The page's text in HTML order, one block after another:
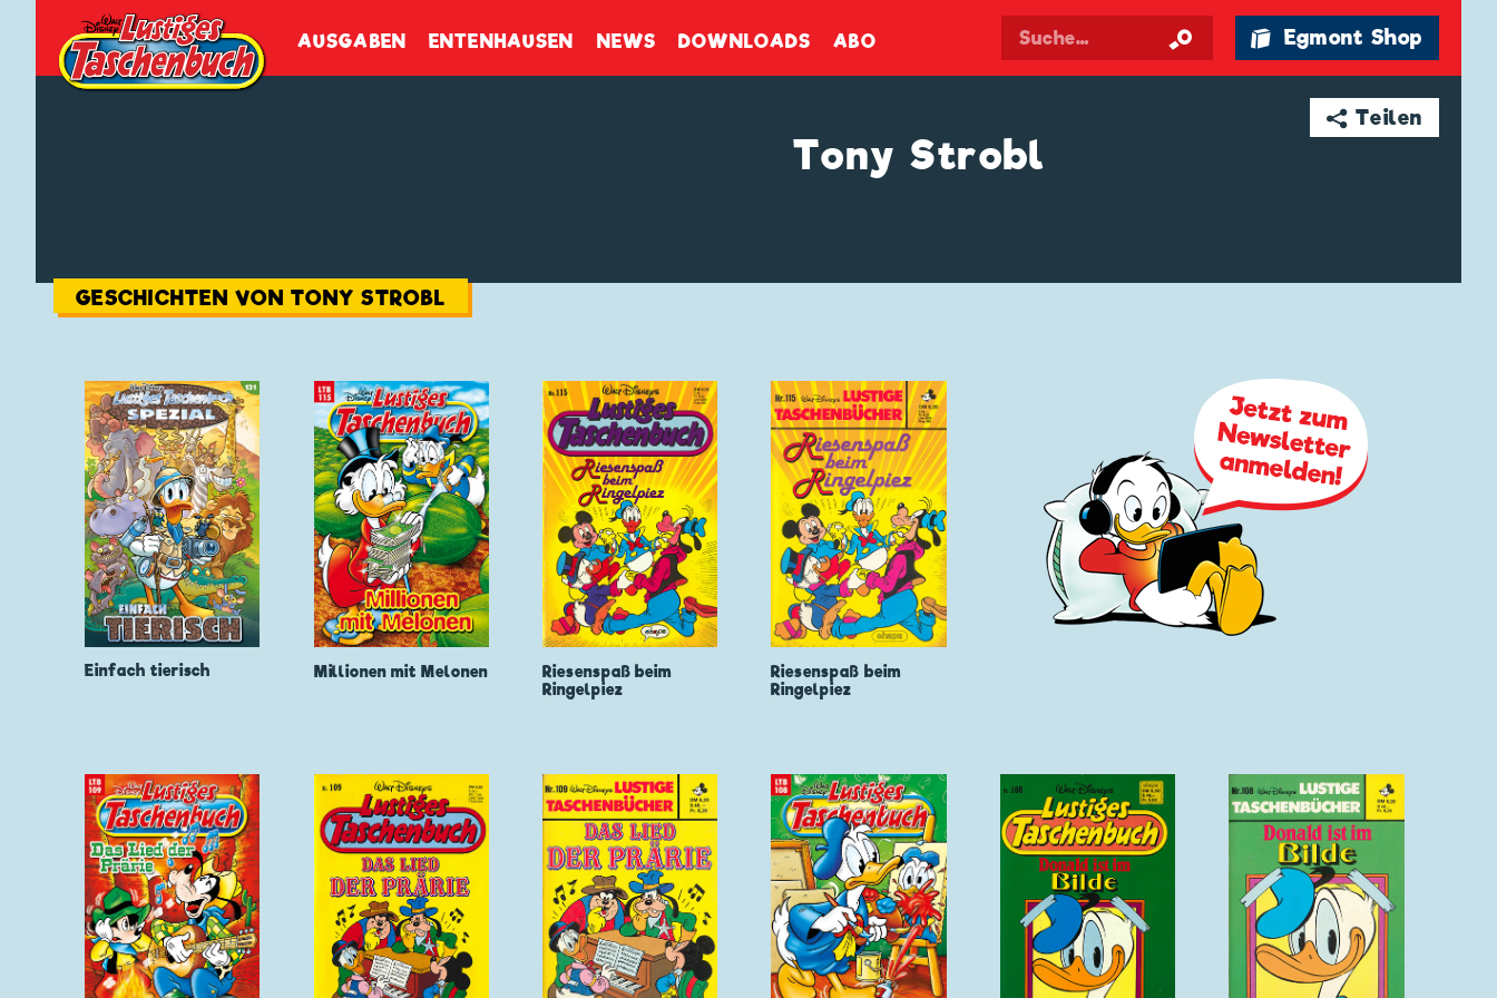
AUSGABEN ENTENHAUSEN NEWS DOWNLOADS ABO 🛍 Egmont Shop
➦ Teilen
Tony Strobl
GESCHICHTEN VON TONY STROBL
Einfach tierisch Millionen mit Melonen
Riesenspaß beim
Ringelpiez
Riesenspaß beim
Ringelpiez